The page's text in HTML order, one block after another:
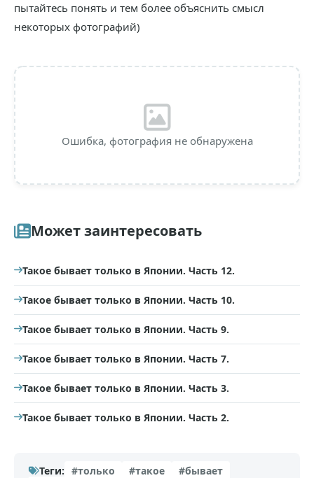
пытайтесь понять и тем более объяснить смысл
некоторых фотографий)
Ошибка, фотография не обнаружена
Может заинтересовать
Такое бывает только в Японии. Часть 12.
Такое бывает только в Японии. Часть 10.
Такое бывает только в Японии. Часть 9.
Такое бывает только в Японии. Часть 7.
Такое бывает только в Японии. Часть 3.
Такое бывает только в Японии. Часть 2.
Теги: #только #такое
#бывает